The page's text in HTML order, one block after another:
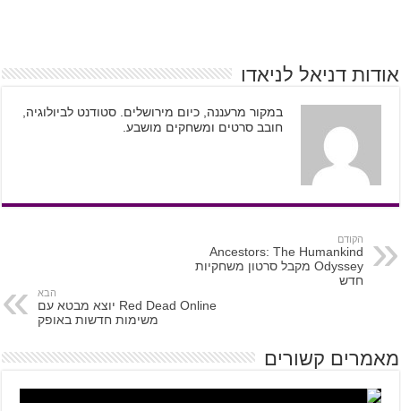
אודות דניאל לניאדו
במקור מרעננה, כיום מירושלים. סטודנט לביולוגיה,
חובב סרטים ומשחקים מושבע.
הקודם
Ancestors: The Humankind
Odyssey מקבל סרטון משחקיות
חדש
הבא
Red Dead Online יוצא מבטא עם
משימות חדשות באופק
מאמרים קשורים